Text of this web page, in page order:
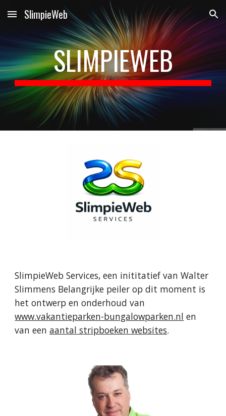
Skip to main content Skip to navigation
SlimpieWeb
SLIMPIEWEB
SlimpieWeb Services, een inititatief van Walter
Slimmens Belangrijke peiler op dit moment is
het ontwerp en onderhoud van
www.vakantieparken-bungalowparken.nl en
van eenaantal stripboeken websites.